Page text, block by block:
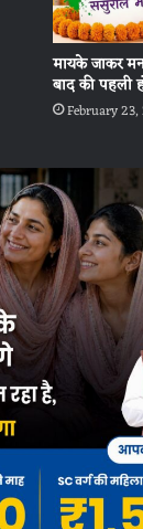
मायके जाकर
बाद की पहली
February